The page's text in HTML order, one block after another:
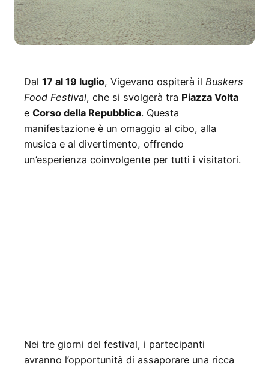
Dal 17 al 19 luglio, Vigevano ospiterà il Buskers
Food Festival, che si svolgerà tra Piazza Volta
e Corso della Repubblica. Questa
manifestazione è un omaggio al cibo, alla
musica e al divertimento, offrendo
un’esperienza coinvolgente per tutti i visitatori.
Nei tre giorni del festival, i partecipanti
avranno l’opportunità di assaporare una ricca